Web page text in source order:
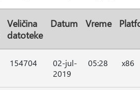
Veličina
datoteke
Datum Vreme
154704
02-jul-
2019
05:28 x86